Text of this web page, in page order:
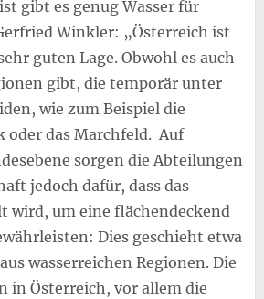
gibt es genug Wasser für
Winkler: „Österreich ist
guten Lage. Obwohl es auch
gibt, die temporär unter
wie zum Beispiel die
oder das Marchfeld. Auf
sorgen die Abteilungen
jedoch dafür, dass das
wird, um eine flächendeckend
Dies geschieht etwa
wasserreichen Regionen. Die
in Österreich, vor allem die